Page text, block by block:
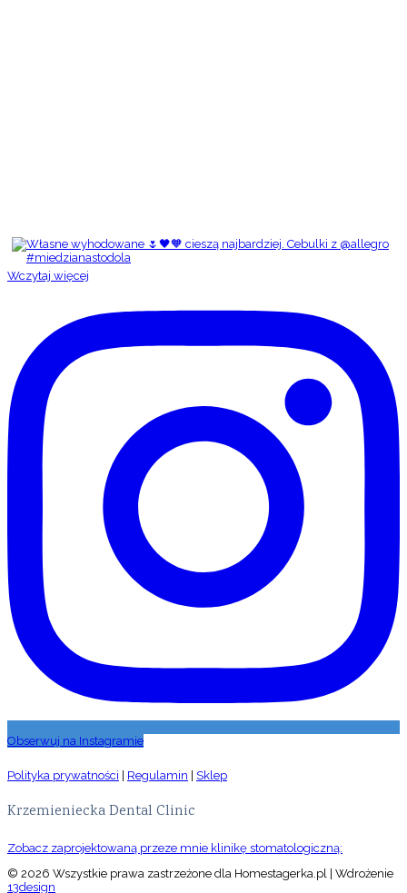
Wczytaj więcej
Obserwuj na Instagramie
Polityka prywatności Regulamin Sklep
Krzemieniecka Dental Clinic
Zobacz zaprojektowaną przeze mnie klinikę stomatologiczną:
© 2026 Wszystkie prawa zastrzeżone dla Homestagerka.pl | Wdrożenie
13design